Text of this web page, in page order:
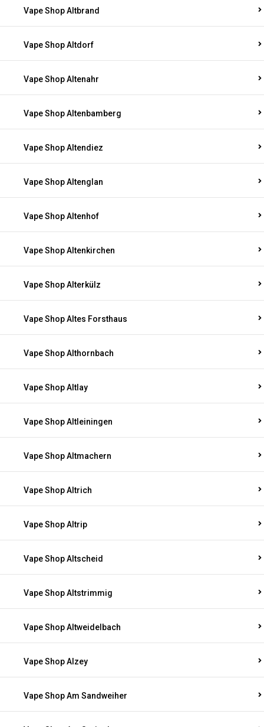
Vape Shop Altbrand
Vape Shop Altdorf
Vape Shop Altenahr
Vape Shop Altenbamberg
Vape Shop Altendiez
Vape Shop Altenglan
Vape Shop Altenhof
Vape Shop Altenkirchen
Vape Shop Alterkülz
Vape Shop Altes Forsthaus
Vape Shop Althornbach
Vape Shop Altlay
Vape Shop Altleiningen
Vape Shop Altmachern
Vape Shop Altrich
Vape Shop Altrip
Vape Shop Altscheid
Vape Shop Altstrimmig
Vape Shop Altweidelbach
Vape Shop Alzey
Vape Shop Am Sandweiher